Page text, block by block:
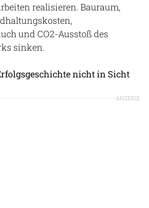
realisieren. Bauraum,
und CO2-Ausstoß des
sinken.
nicht in Sicht
ANZEIGE